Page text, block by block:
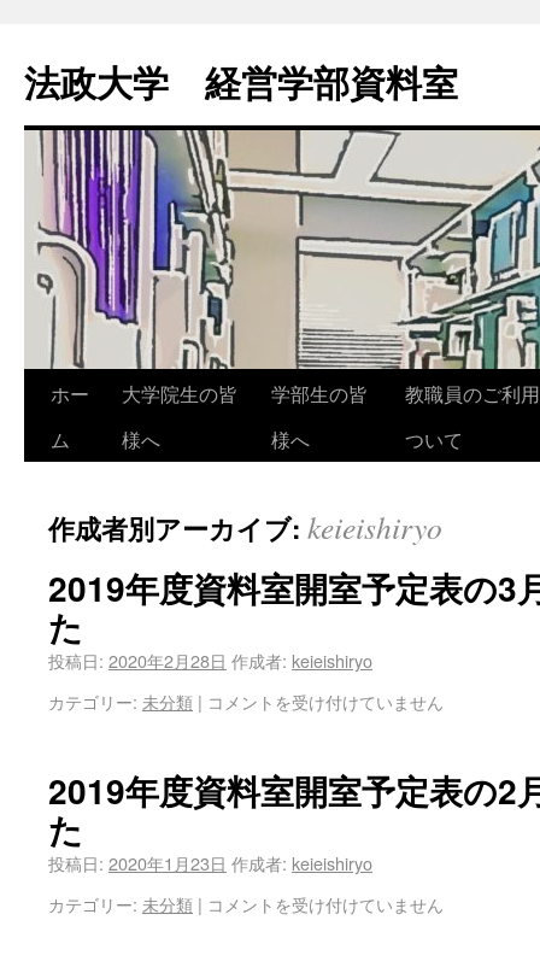
法政大学 経営学部資料室
ホー
ム
大学院生の皆
様へ
学部生の皆
様へ
教職員のご利
ついて
作成者別アーカイブ: keieishiryo
2019年度資料室開室予定表の3
た
投稿日: 2020年2月28日 作成者: keieishiryo
カテゴリー: 未分類 | コメントを受け付けていません
2019年度資料室開室予定表の2
た
投稿日: 2020年1月23日 作成者: keieishiryo
カテゴリー: 未分類 | コメントを受け付けていません